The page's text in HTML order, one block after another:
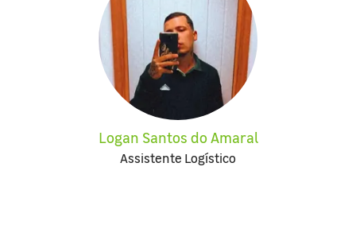
Logan Santos do Amaral
Assistente Logístico